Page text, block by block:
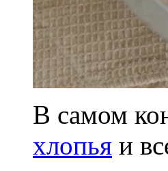
В самом
хлопья и